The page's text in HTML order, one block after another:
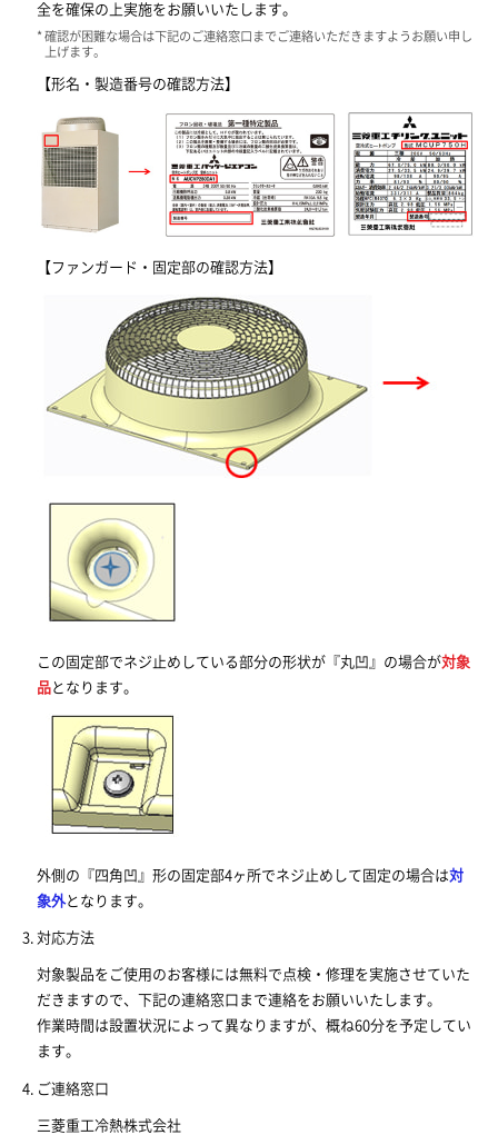
全を確保の上実施をお願いいたします。
確認が困難な場合は下記のご連絡窓口までご連絡いただきますようお願い申し
上げます。
【形名・製造番号の確認方法】
【ファンガード・固定部の確認方法】
この固定部でネジ止めしている部分の形状が『丸凹』の場合が対象
品となります。
外側の『四角凹』形の固定部4ヶ所でネジ止めして固定の場合は対
象外となります。
対応方法
対象製品をご使用のお客様には無料で点検・修理を実施させていた
だきますので、下記の連絡窓口まで連絡をお願いいたします。
作業時間は設置状況によって異なりますが、概ね60分を予定してい
ます。
ご連絡窓口
三菱重工冷熱株式会社